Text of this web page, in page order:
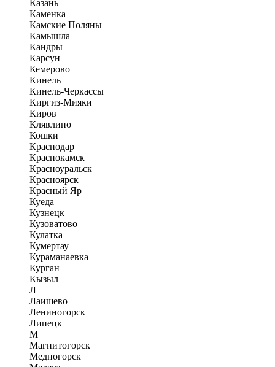
Казань
Каменка
Камские Поляны
Камышла
Кандры
Карсун
Кемерово
Кинель
Кинель-Черкассы
Киргиз-Мияки
Киров
Клявлино
Кошки
Краснодар
Краснокамск
Красноуральск
Красноярск
Красный Яр
Куеда
Кузнецк
Кузоватово
Кулатка
Кумертау
Кураманаевка
Курган
Кызыл
Л
Лаишево
Лениногорск
Липецк
М
Магнитогорск
Медногорск